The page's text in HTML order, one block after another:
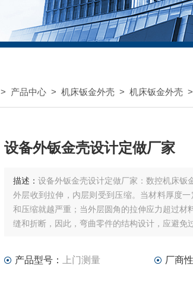
> 产品中心 > 机床钣金外壳 > 机床钣金外壳 >
设备外钣金壳设计定做厂家
描述： 设备外钣金壳设计定做厂家：数控机床钣
外层收到拉伸，内层则受到压缩。当材料厚度
和压缩就越严重；当外层圆角的拉伸应力超过材
缝和折断，因此，弯曲零件的结构设计，应避免
产品型号： 上门测量 厂商